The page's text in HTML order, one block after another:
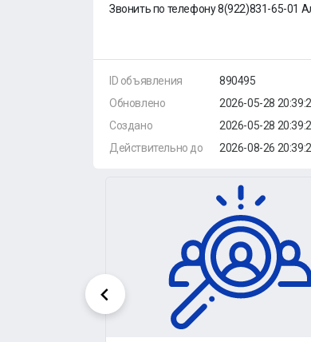
Звонить по телефону 8(922)831-65-01
ID объявления
Обновлено
Создано
Действительно до
890495
2026-05-28
2026-05-28
2026-08-26